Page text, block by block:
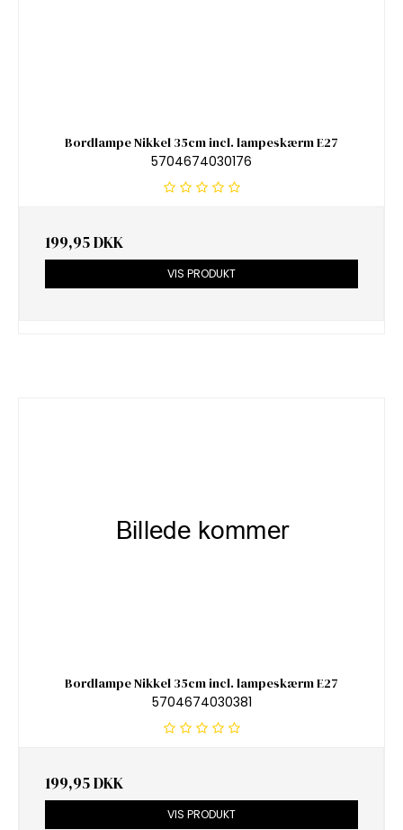
Bordlampe Nikkel 35cm incl. lampeskærm E27
5704674030176
199,95 DKK
VIS PRODUKT
Bordlampe Nikkel 35cm incl. lampeskærm E27
5704674030381
199,95 DKK
VIS PRODUKT